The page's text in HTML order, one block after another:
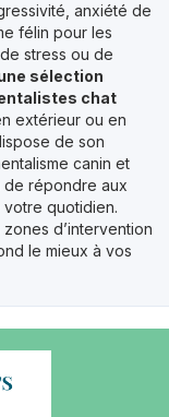
anxiété de
félin pour les
stress ou de
sélection
chat
extérieur ou en
de son
canin et
de répondre aux
quotidien.
d’intervention
le mieux à vos